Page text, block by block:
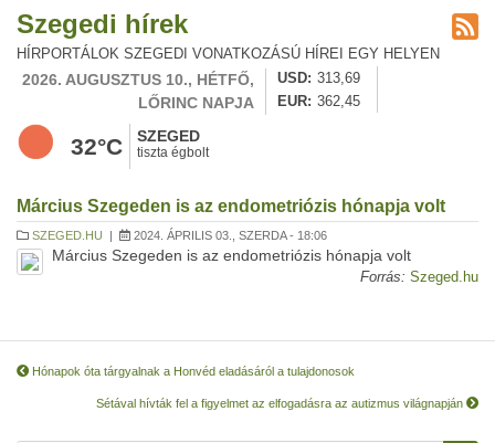
Szegedi hírek
HÍRPORTÁLOK SZEGEDI VONATKOZÁSÚ HÍREI EGY HELYEN
2026. AUGUSZTUS 10., HÉTFŐ,
LŐRINC NAPJA
USD
313,69
EUR
362,45
32°C SZEGED
tiszta égbolt
Március Szegeden is az endometriózis hónapja volt
SZEGED.HU | 2024. ÁPRILIS 03., SZERDA - 18:06
Március Szegeden is az endometriózis hónapja volt
Forrás: Szeged.hu
Hónapok óta tárgyalnak a Honvéd eladásáról a tulajdonosok
Sétával hívták fel a figyelmet az elfogadásra az autizmus világnapján